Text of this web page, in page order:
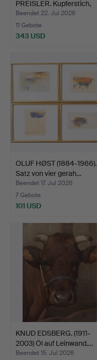
PREISLER. Kupferstich,
dänis…
Beendet 22. Jul 2026
11 Gebote
343 USD
OLUF HØST (1884-1966).
Satz von vier gerah…
Beendet 17. Jul 2026
7 Gebote
101 USD
KNUD EDSBERG. (1911-
2003) Öl auf Leinwand.…
Beendet 15. Jul 2026